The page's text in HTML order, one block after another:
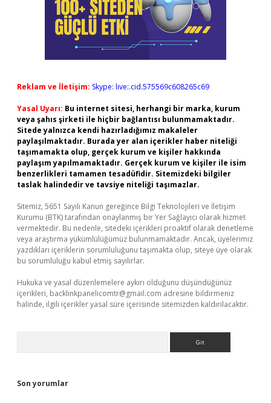
Reklam ve İletişim: Skype: live:.cid.575569c608265c69
Yasal Uyarı: Bu internet sitesi, herhangi bir marka, kurum
veya şahıs şirketi ile hiçbir bağlantısı bulunmamaktadır.
Sitede yalnızca kendi hazırladığımız makaleler
paylaşılmaktadır. Burada yer alan içerikler haber niteliği
taşımamakta olup, gerçek kurum ve kişiler hakkında
paylaşım yapılmamaktadır. Gerçek kurum ve kişiler ile isim
benzerlikleri tamamen tesadüfidir. Sitemizdeki bilgiler
taslak halindedir ve tavsiye niteliği taşımazlar.
Sitemiz, 5651 Sayılı Kanun gereğince Bilgi Teknolojileri ve İletişim
Kurumu (BTK) tarafından onaylanmış bir Yer Sağlayıcı olarak hizmet
vermektedir. Bu nedenle, sitedeki içerikleri proaktif olarak denetleme
veya araştırma yükümlülüğümüz bulunmamaktadır. Ancak, üyelerimiz
yazdıkları içeriklerin sorumluluğunu taşımakta olup, siteye üye olarak
bu sorumluluğu kabul etmiş sayılırlar.
Hukuka ve yasal düzenlemelere aykırı olduğunu düşündüğünüz
içerikleri, backlinkpanelicomtr@gmail.com adresine bildirmeniz
halinde, ilgili içerikler yasal süre içerisinde sitemizden kaldırılacaktır.
Son yorumlar